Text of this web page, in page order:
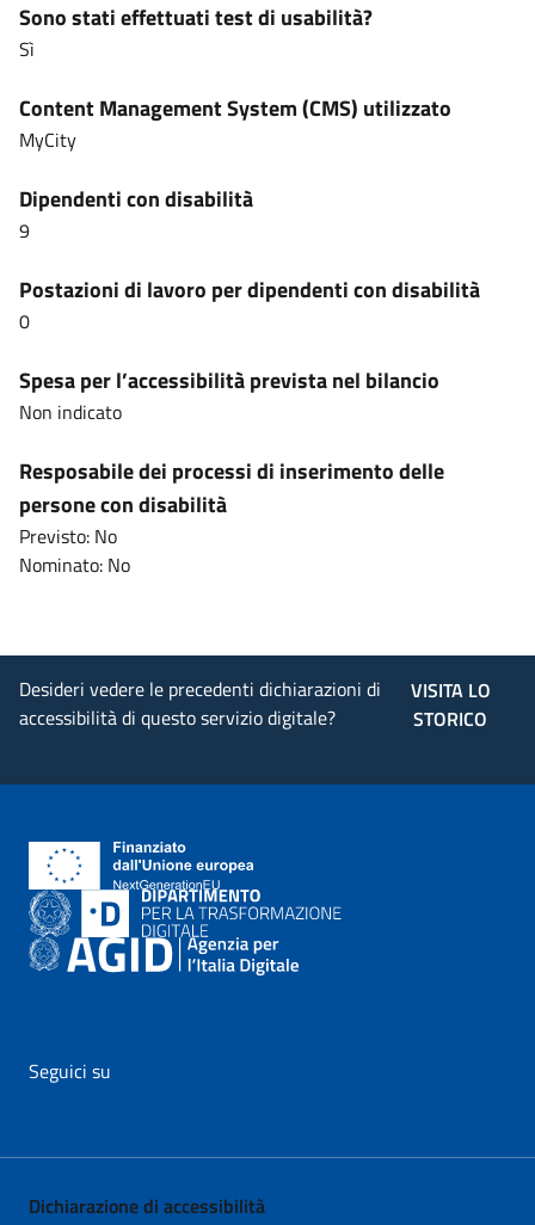
Sono stati effettuati test di usabilità?
Sì
Content Management System (CMS) utilizzato
MyCity
Dipendenti con disabilità
9
Postazioni di lavoro per dipendenti con disabilità
0
Spesa per l’accessibilità prevista nel bilancio
Non indicato
Resposabile dei processi di inserimento delle
persone con disabilità
Previsto: No
Nominato: No
Desideri vedere le precedenti dichiarazioni di
accessibilità di questo servizio digitale?
VISITA LO
STORICO
Seguici su
Dichiarazione di accessibilità